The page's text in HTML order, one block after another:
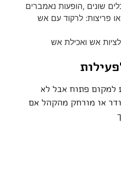
שונים ,הופעות נאמברים
או פריצות: לרקוד עם אש
אש ואכילת אש
למקום פתוח אבל לא
או מורחק מהקהל אם